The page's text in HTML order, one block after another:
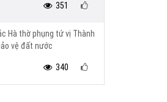
351
Hà thờ phụng tứ vị Thành
vệ đất nước
340